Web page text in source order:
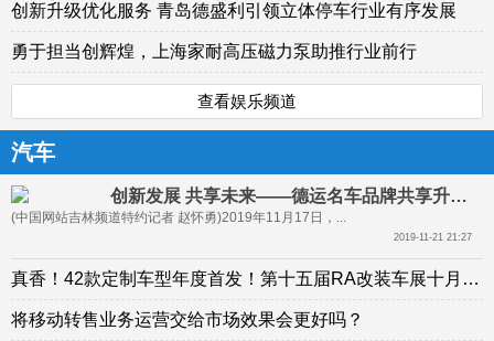
创新升级优化服务 青岛德盛利引领立体停车行业有序发展
勇于担当创辉煌，上海家耐高压磁力泵助推行业前行
查看娱乐频道
汽车
创新发展 共享未来——德运名车品牌共享升级发布会
(中国网站吉林频道特约记者 赵怀勇)2019年11月17日，...
2019-11-21 21:27
真香！42款定制车型年度首发！第十五届RA改装车展十月开幕！
将移动转售业务运营交给市场效果会更好吗？